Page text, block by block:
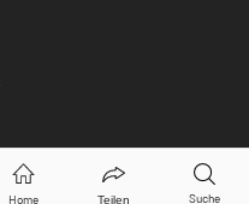
AG. Alle Rechte